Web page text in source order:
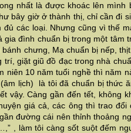
nhất là được khoác lên mình
bây giờ ở thành thị, chỉ cần đi
các loại. Nhưng cũng vì thế
đình chuẩn bị trong một tâm
chưng, Mạ chuẩn bị nếp,
giặt giũ đồ đạc trong nhà
niên 10 năm tuổi nghề thì năm
lịch) là tôi đã chuẩn bị thức
vậy. Càng gần đến tết, không
giá cả, các ông thì trao đổi
đường cái nên thỉnh thoảng
, làm tôi càng sốt suột đếm